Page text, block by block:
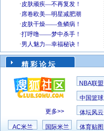
精 彩 论 坛
更多>>
NBA联盟
中国篮球
体坛风云
AC米兰 国际米兰 体育贴图